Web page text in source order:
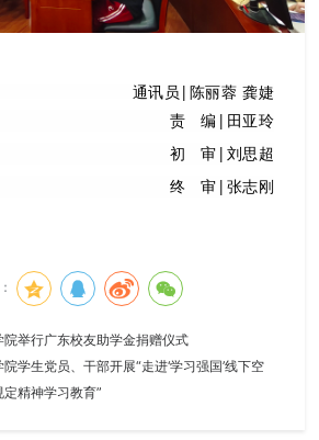
通讯员|陈丽蓉 龚婕
责 编|田亚玲
初 审|刘思超
终 审|张志刚
院举行广东校友助学金捐赠仪式
学生党员、干部开展“走进‘学习强国’线下空
精神学习教育”